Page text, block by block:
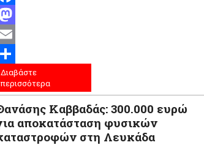
Email
Μοιραστείτε
Διαβάστε
περισσότερα
Καββαδάς: 300.000 ευρώ
αποκατάσταση φυσικών
στη Λευκάδα